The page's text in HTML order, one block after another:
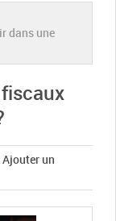
dans une
Ajouter un